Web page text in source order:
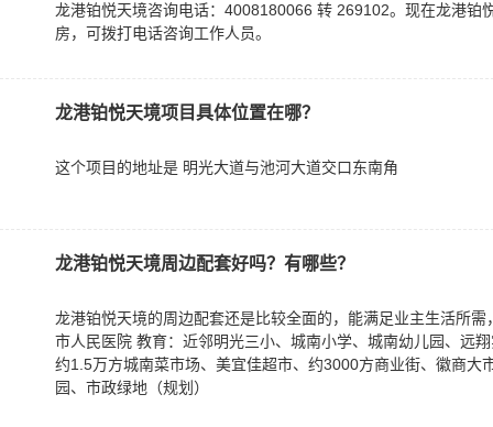
龙港铂悦天境咨询电话：4008180066 转 269102。现在龙港铂
房，可拨打电话咨询工作人员。
龙港铂悦天境项目具体位置在哪？
这个项目的地址是 明光大道与池河大道交口东南角
龙港铂悦天境周边配套好吗？有哪些？
龙港铂悦天境的周边配套还是比较全面的，能满足业主生活所
市人民医院 教育：近邻明光三小、城南小学、城南幼儿园、远
约1.5万方城南菜市场、美宜佳超市、约3000方商业街、徽商大
园、市政绿地（规划）